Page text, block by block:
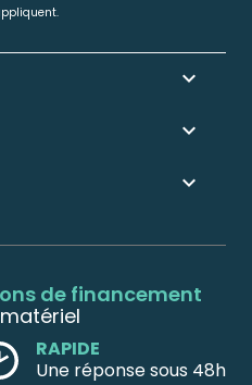


keyboard_arrow_down
de financement
RAPIDE
Une réponse sous 48h